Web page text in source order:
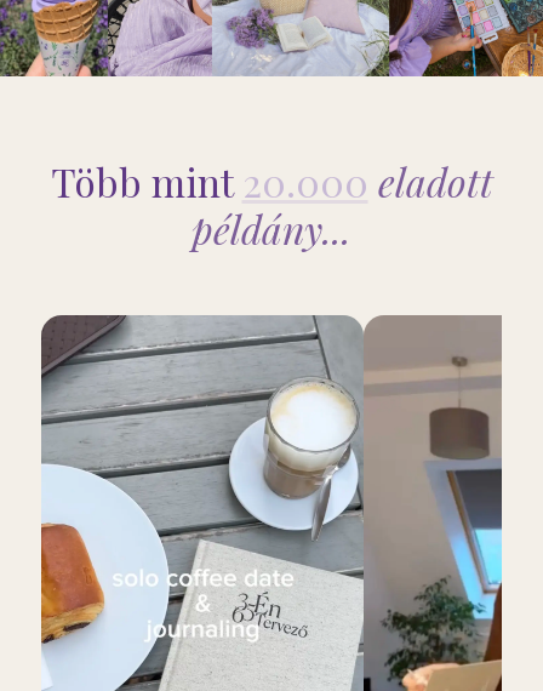
Több mint 20.000 eladott
példány...